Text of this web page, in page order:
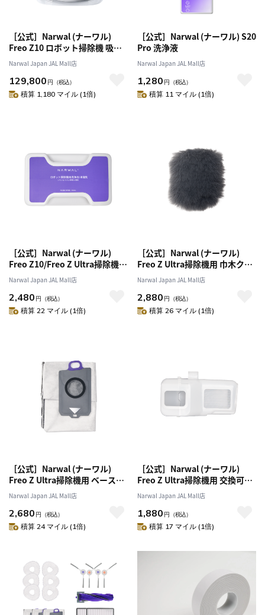
［公式］Narwal (ナーワル)
Freo Z10 ロボット掃除機 吸
引・水拭き両用 可動式モップ＆
8N圧力 壁際清掃 0絡まり ほこ
り99%除去 15,000Pa フローリ
ングメンテナンス 自動ゴミ収集
Narwal Japan JAL Mall店
129,800 円 （税込）
積算 1,180 マイル (1倍)
［公式］Narwal (ナーワル) S20
Pro 洗浄液
Narwal Japan JAL Mall店
1,280 円 （税込）
積算 11 マイル (1倍)
［公式］Narwal (ナーワル)
Freo Z10/Freo Z Ultra掃除機用
洗浄液
Narwal Japan JAL Mall店
2,480 円 （税込）
積算 22 マイル (1倍)
［公式］Narwal (ナーワル)
Freo Z Ultra掃除機用 巾木クロ
ス
Narwal Japan JAL Mall店
2,880 円 （税込）
積算 26 マイル (1倍)
［公式］Narwal (ナーワル)
Freo Z Ultra掃除機用 ベースス
テーション抗菌ダストバッグ
Narwal Japan JAL Mall店
2,680 円 （税込）
積算 24 マイル (1倍)
［公式］Narwal (ナーワル)
Freo Z Ultra掃除機用 交換可能
ダストボックスインナー
Narwal Japan JAL Mall店
1,880 円 （税込）
積算 17 マイル (1倍)